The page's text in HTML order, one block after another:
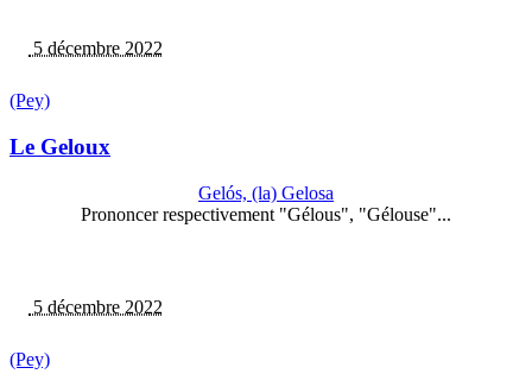
5 décembre 2022
(Pey)
Le Geloux
Gelós, (la) Gelosa
Prononcer respectivement "Gélous", "Gélouse"...
5 décembre 2022
(Pey)